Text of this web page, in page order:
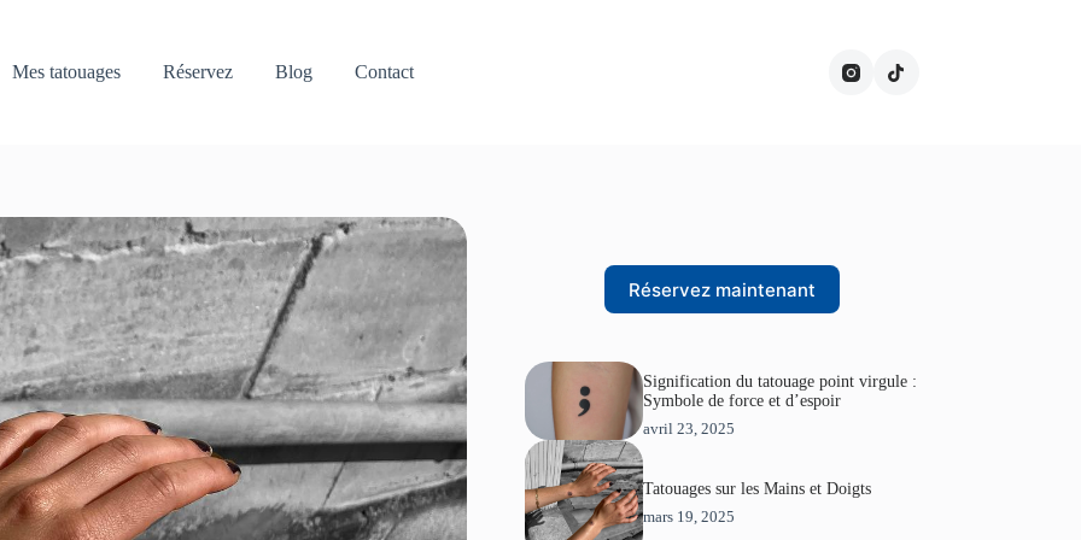
Mes tatouages
Réservez Blog Contact
Réservez maintenant
Signification du tatouage point virgule :
Symbole de force et d’espoir
avril 23, 2025
Tatouages sur les Mains et Doigts
mars 19, 2025